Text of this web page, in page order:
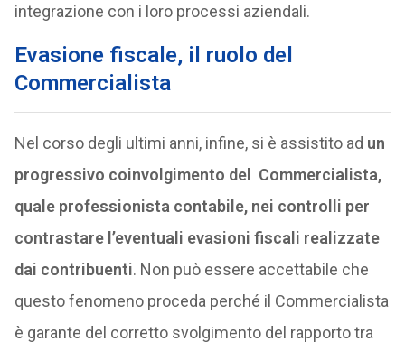
integrazione con i loro processi aziendali.
Evasione fiscale, il ruolo del
Commercialista
Nel corso degli ultimi anni, infine, si è assistito ad un
progressivo coinvolgimento del Commercialista,
quale professionista contabile, nei controlli per
contrastare l’eventuali evasioni fiscali realizzate
dai contribuenti . Non può essere accettabile che
questo fenomeno proceda perché il Commercialista
è garante del corretto svolgimento del rapporto tra